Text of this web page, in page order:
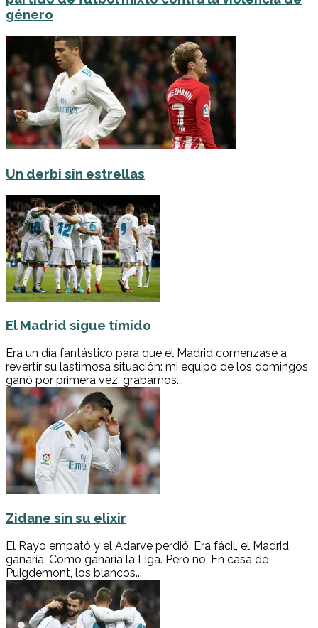
género
Un derbi sin estrellas
El Madrid sigue tímido
Era un día fantástico para que el Madrid comenzase a
revertir su lastimosa situación: mi equipo de los domingos
ganó por primera vez, grabamos...
Zidane sin su elixir
El Rayo empató y el Adarve perdió. Era fácil, el Madrid
ganaría. Como ganaría la Liga. Pero no. En casa de
Puigdemont, los blancos...